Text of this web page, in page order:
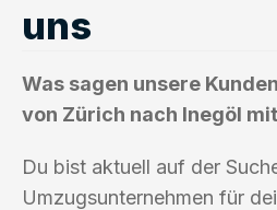
uns
Was sagen unsere
von Zürich nach Inegöl
Du bist aktuell auf der
Umzugsunternehmen für